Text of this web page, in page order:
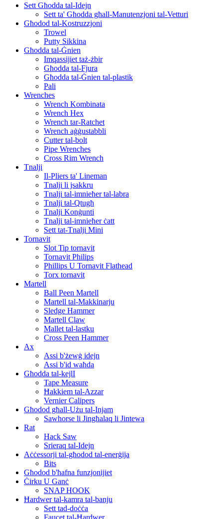
Sett Għodda tal-Idejn
Sett ta' Għodda għall-Manutenzjoni tal-Vetturi
Għodod tal-Kostruzzjoni
Trowel
Putty Sikkina
Għodda tal-Ġnien
Imqassijiet taż-żbir
Għodda tal-Fjura
Għodda tal-Ġnien tal-plastik
Pali
Wrenches
Wrench Kombinata
Wrench Hex
Wrench tar-Ratchet
Wrench aġġustabbli
Cutter tal-bolt
Pipe Wrenches
Cross Rim Wrench
Tnalji
Il-Pliers ta' Lineman
Tnalji li jsakkru
Tnalji tal-imnieħer tal-labra
Tnalji tal-Qtugħ
Tnalji Konġunti
Tnalji tal-imnieħer ċatt
Sett tat-Tnalji Mini
Tornavit
Slot Tip tornavit
Tornavit Philips
Phillips U Tornavit Flathead
Torx tornavit
Martell
Ball Peen Martell
Martell tal-Makkinarju
Sledge Hammer
Martell Claw
Mallet tal-lastku
Cross Peen Hammer
Ax
Assi b'żewġ idejn
Assi b'id waħda
Għodda tal-kejlI
Tape Measure
Ħakkiem tal-Azzar
Vernier Calipers
Għodod għall-Użu tal-Injam
Sawhorse li Jingħalaq li Jintewa
Rat
Hack Saw
Srieraq tal-Idejn
Aċċessorji tal-għodod tal-enerġija
Bits
Għodod b'ħafna funzjonijiet
Ċirku U Ganċ
SNAP HOOK
Ħardwer tal-kamra tal-banju
Sett tad-doċċa
Faucet tal-Ħardwer